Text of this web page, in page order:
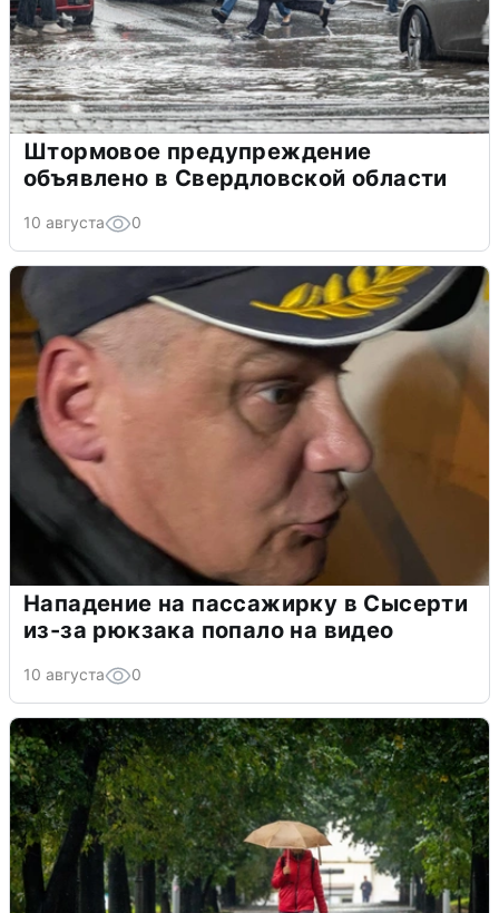
Штормовое предупреждение
объявлено в Свердловской области
10 августа 0
Нападение на пассажирку в Сысерти
из-за рюкзака попало на видео
10 августа 0